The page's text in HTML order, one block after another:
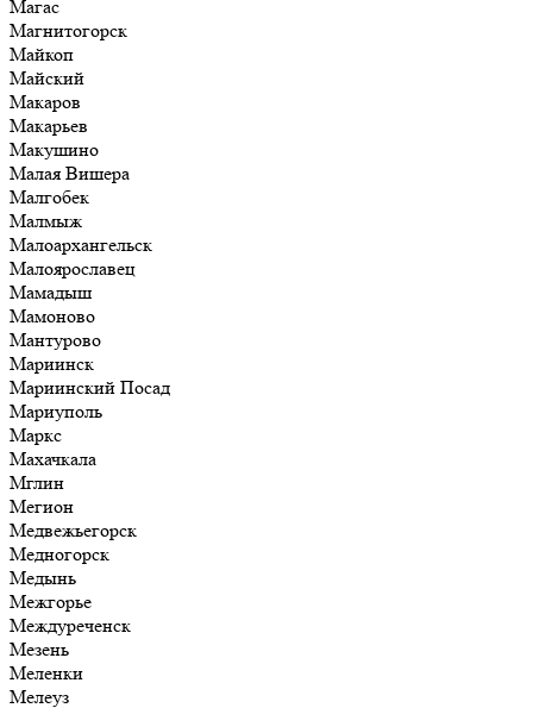
Магас
Магнитогорск
Майкоп
Майский
Макаров
Макарьев
Макушино
Малая Вишера
Малгобек
Малмыж
Малоархангельск
Малоярославец
Мамадыш
Мамоново
Мантурово
Мариинск
Мариинский Посад
Мариуполь
Маркс
Махачкала
Мглин
Мегион
Медвежьегорск
Медногорск
Медынь
Межгорье
Междуреченск
Мезень
Меленки
Мелеуз